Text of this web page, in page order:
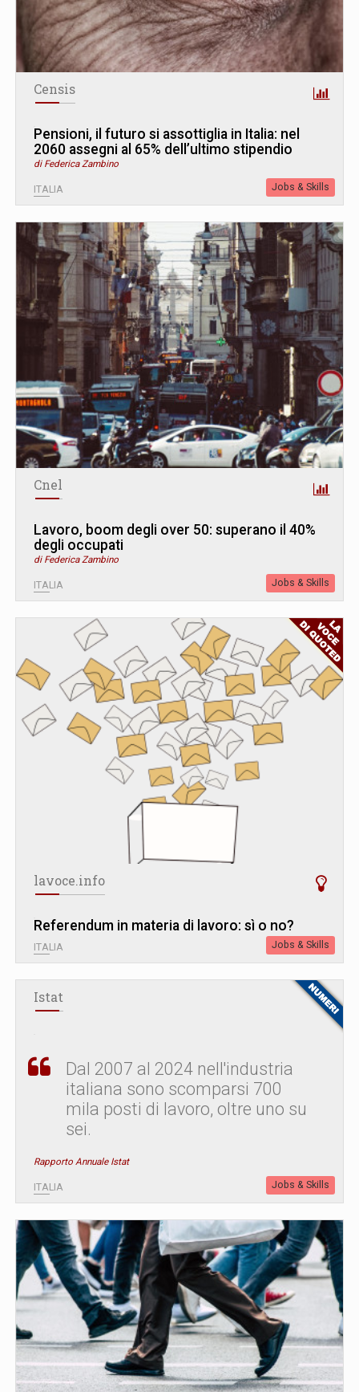
Censis
Pensioni, il futuro si assottiglia in Italia: nel
2060 assegni al 65% dell’ultimo stipendio
di Federica Zambino
ITALIA Jobs & Skills
Cnel
Lavoro, boom degli over 50: superano il 40%
degli occupati
di Federica Zambino
ITALIA Jobs & Skills
lavoce.info
Referendum in materia di lavoro: sì o no?
ITALIA Jobs & Skills
Istat
Dal 2007 al 2024 nell'industria
italiana sono scomparsi 700
mila posti di lavoro, oltre uno su
sei.
Rapporto Annuale Istat
ITALIA Jobs & Skills